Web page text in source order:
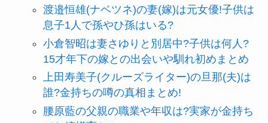
渡邉恒雄(ナベツネ)の妻(嫁)は元女優!子供は
息子1人で孫やひ孫はいる?
小倉智昭は妻さゆりと別居中?子供は何人?
15才年下の嫁との出会いや馴れ初めまとめ
上田寿美子(クルーズライター)の旦那(夫)は
誰?金持ちの噂の真相まとめ!
腰原藍の父親の職業や年収は?実家が金持ち